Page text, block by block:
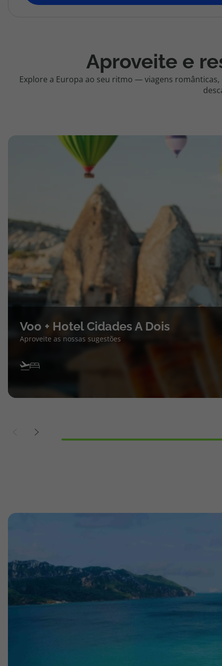
topatlantico@topatlantico.com
Aproveite e
Explore a Europa ao seu ritmo — viagens
Voo + Hotel Cidades A Dois
Aproveite as nossas sugestões